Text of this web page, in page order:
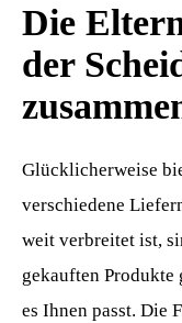
Die
der
Glücklicherweise
verschiedene
weit verbreitet ist,
gekauften Produkte
es Ihnen passt. Die